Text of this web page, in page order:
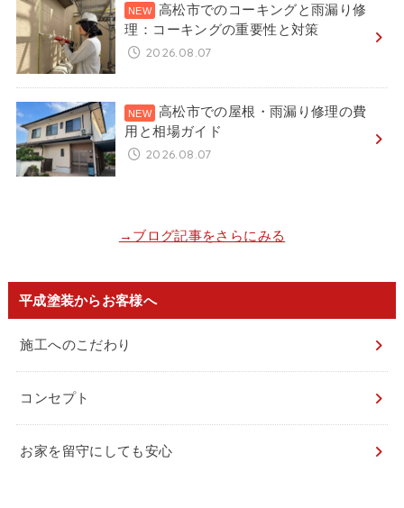
高松市でのコーキングと雨漏り修
理：コーキングの重要性と対策
2026.08.07
高松市での屋根・雨漏り修理の費
用と相場ガイド
2026.08.07
→ブログ記事をさらにみる
平成塗装からお客様へ
施工へのこだわり
コンセプト
お家を留守にしても安心